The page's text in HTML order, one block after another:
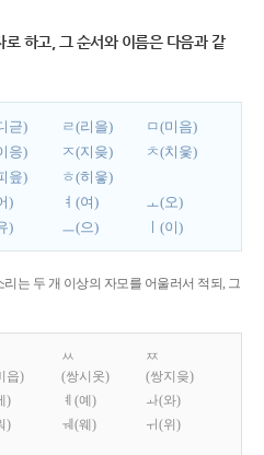
하고, 그 순서와 이름은 다음과 같
귿) ㄹ(리을)
ㅁ(미음)
응) ㅈ(지읒)
ㅊ(치읓)
읖)
ㅎ(히읗)
) ㅕ(여)
ㅗ(오)
) ㅡ(으) ㅣ(이)
는 두 개 이상의 자모를 어울러서 적되, 그
읍)
ㅆ
(쌍시옷)
ㅉ
(쌍지읒)
) ㅖ(예)
ㅘ(와)
) ㅞ(웨)
ㅟ(위)